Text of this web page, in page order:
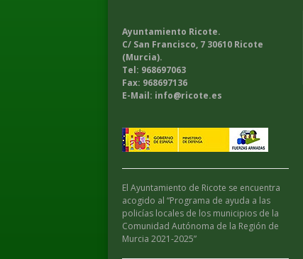
Ayuntamiento Ricote.
C/ San Francisco, 7 30610 Ricote
(Murcia).
Tel: 968697063
Fax: 968697136
E-Mail: info@ricote.es
El Ayuntamiento de Ricote se encuentra
acogido al “Programa de ayuda a las
policías locales de los municipios de la
Comunidad Autónoma de la Región de
Murcia 2021-2025”